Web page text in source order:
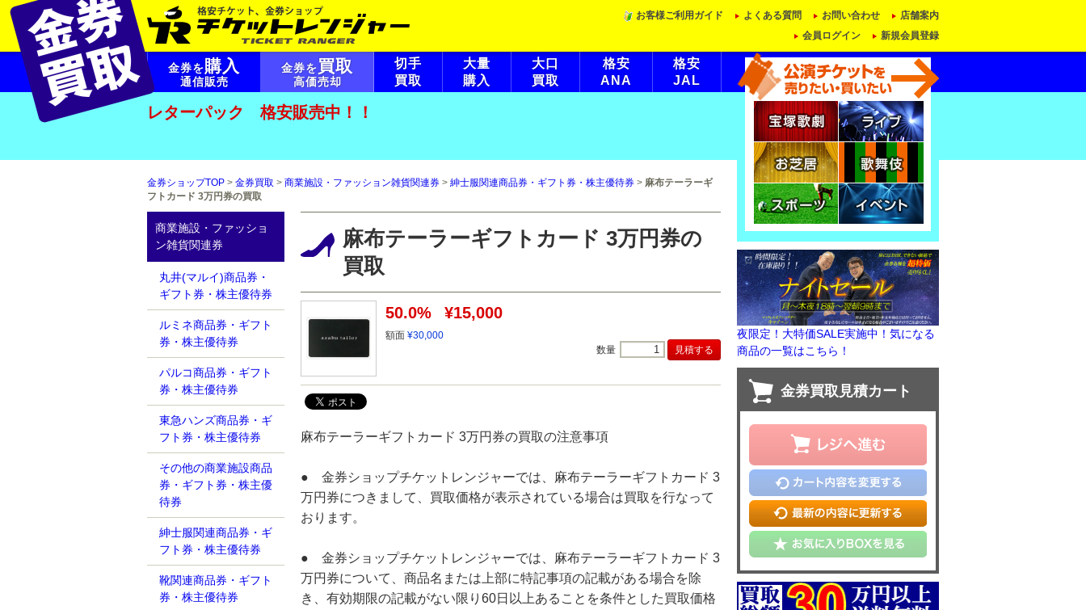
お客様ご利用ガイド よくある質問 お問い合わせ
店舗案内
会員ログイン
新規会員登録
金券を購入
通信販売
金券を買取
高価売却
切手
買取
大量
購入
大口
買取
格安
ANA
格安
JAL
レターパック 格安販売中！！
金券ショップTOP > 金券買取 > 商業施設・ファッション雑貨関連券 > 紳士服関連商品券・ギフト券・株主優待券 > 麻布テーラーギ
フトカード 3万円券の買取
麻布テーラーギフトカード 3万円券の
買取
50.0% ¥15,000
額面 ¥30,000
数量
麻布テーラーギフトカード 3万円券の買取の注意事項
● 金券ショップチケットレンジャーでは、麻布テーラーギフトカード 3
万円券につきまして、買取価格が表示されている場合は買取を行なって
おります。
● 金券ショップチケットレンジャーでは、麻布テーラーギフトカード 3
万円券について、商品名または上部に特記事項の記載がある場合を除
き、有効期限の記載がない限り60日以上あることを条件とした買取価格
商業施設・ファッショ
ン雑貨関連券
丸井(マルイ)商品券・
ギフト券・株主優待券
ルミネ商品券・ギフト
券・株主優待券
パルコ商品券・ギフト
券・株主優待券
東急ハンズ商品券・ギ
フト券・株主優待券
その他の商業施設商品
券・ギフト券・株主優
待券
紳士服関連商品券・ギ
フト券・株主優待券
靴関連商品券・ギフト
券・株主優待券
夜限定！大特価SALE実施中！気になる
商品の一覧はこちら！
金券買取見積カート